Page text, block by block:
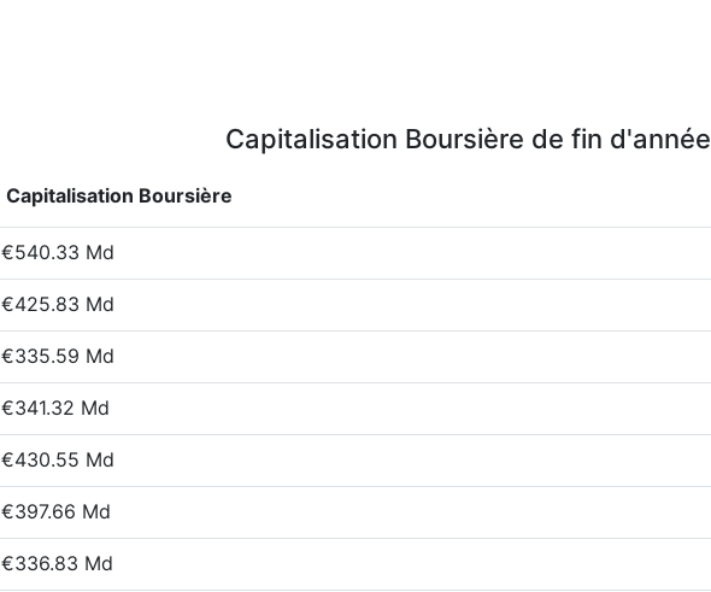
Capitalisation Boursière de fin d'année
Capitalisation Boursière
€540.33 Md
€425.83 Md
€335.59 Md
€341.32 Md
€430.55 Md
€397.66 Md
€336.83 Md